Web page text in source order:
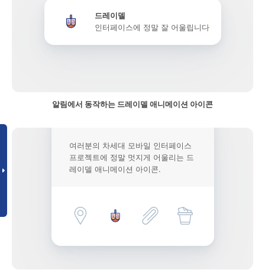
드레이델
인터페이스에 정말 잘 어울립니다
알림에서 동작하는 드레이델 애니메이션 아이콘
여러분의 차세대 모바일 인터페이스
프로젝트에 정말 멋지게 어울리는 드
레이델 애니메이션 아이콘.